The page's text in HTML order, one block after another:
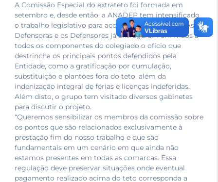
A Comissão Especial do extrateto foi formada em
setembro e, desde então, a ANADEP tem intensificado
o trabalho legislativo para acompanhar a matéria. As
Defensoras e os Defensores já entregaram em mãos a
todos os componentes do colegiado o ofício que
destrincha os principais pontos defendidos pela
Entidade, como a gratificação por cumulação,
substituição e plantões fora do teto, além da
indenização integral de férias e licenças indeferidas.
Além disto, o grupo tem visitado diversos gabinetes
para discutir o projeto.
“Queremos sensibilizar os membros da comissão sobre
os pontos que são relacionados exclusivamente à
prestação fim do nosso trabalho e que são
fundamentais em um cenário em que ainda não
estamos presentes em todas as comarcas. Essa
regulação deve preservar situações onde eventual
pagamento realizado acima do teto corresponda a